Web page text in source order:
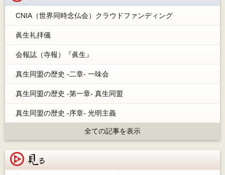
CNIA（世界同時念仏会）クラウドファンディング
眞生礼拝儀
会報誌（寺報）『眞生』
真生同盟の歴史 -二章- 一味会
真生同盟の歴史 -第一章- 真生同盟
真生同盟の歴史 -序章- 光明主義
全ての記事を表示